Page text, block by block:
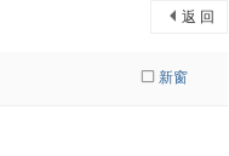
返 回
新窗